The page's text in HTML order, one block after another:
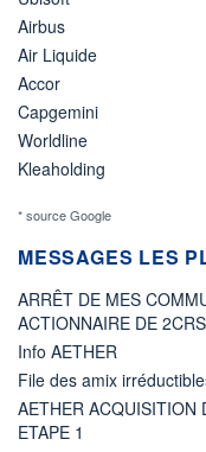
Airbus
Air Liquide
Accor
Capgemini
Worldline
Kleaholding
* source Google
MESSAGES LES
ARRÊT DE MES
ACTIONNAIRE DE
Info AETHER
File des amix
AETHER ACQUISITION
ETAPE 1